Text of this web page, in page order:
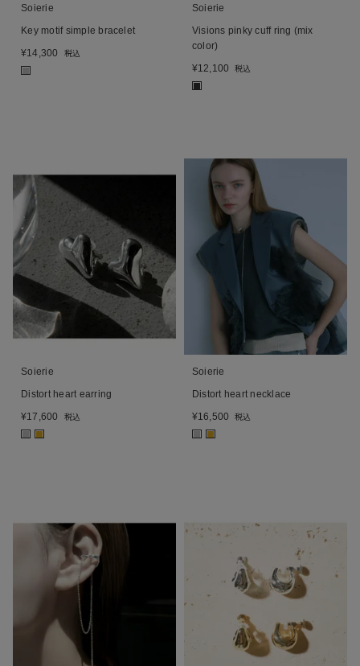
Soierie
Key motif simple bracelet
¥14,300 税込
Soierie
Visions pinky cuff ring (mix
color)
¥12,100 税込
Soierie
Distort heart earring
¥17,600 税込
■ ■
Soierie
Distort heart necklace
¥16,500 税込
■ ■